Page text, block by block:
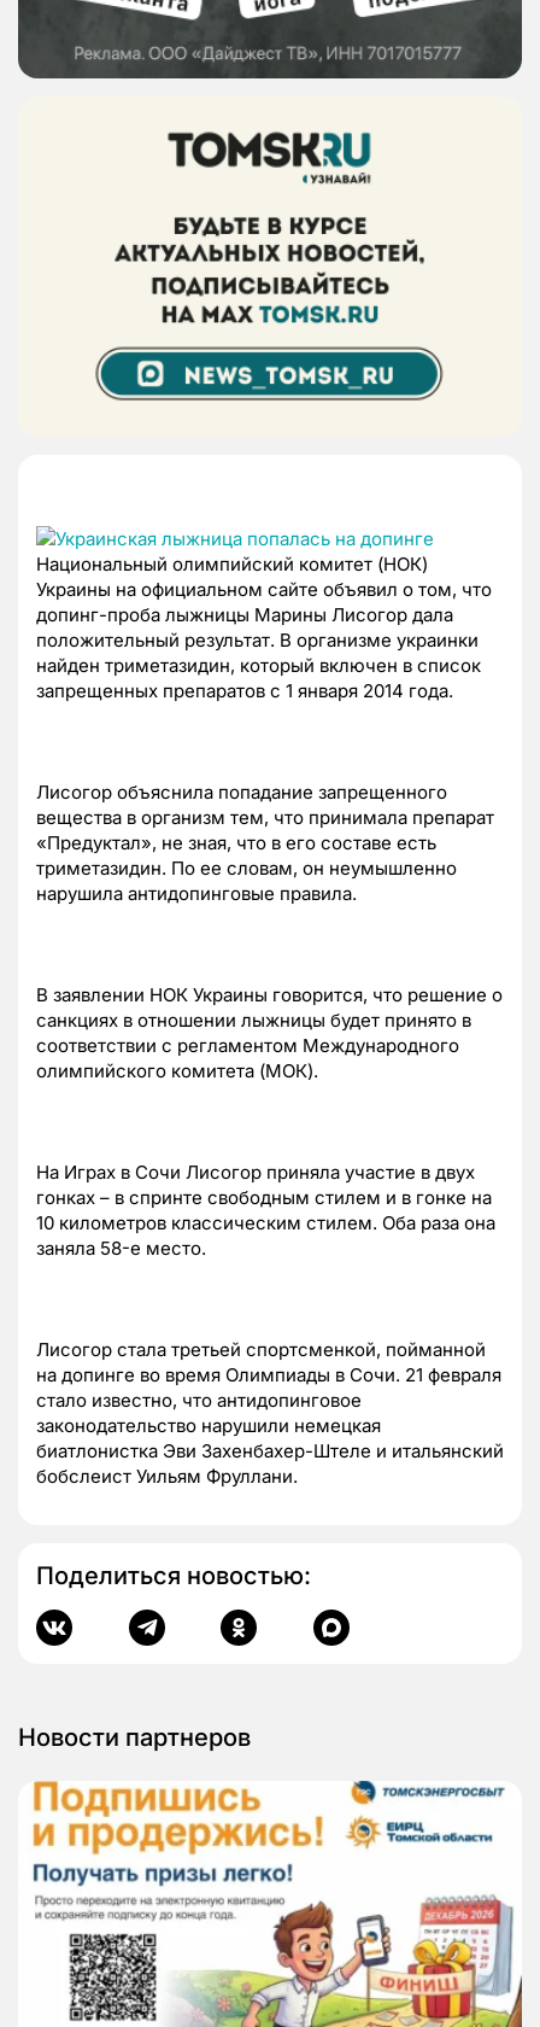
Национальный олимпийский комитет (НОК)
Украины на официальном сайте объявил о том, что
допинг-проба лыжницы Марины Лисогор дала
положительный результат. В организме украинки
найден триметазидин, который включен в список
запрещенных препаратов с 1 января 2014 года.
Лисогор объяснила попадание запрещенного
вещества в организм тем, что принимала препарат
«Предуктал», не зная, что в его составе есть
триметазидин. По ее словам, он неумышленно
нарушила антидопинговые правила.
В заявлении НОК Украины говорится, что решение о
санкциях в отношении лыжницы будет принято в
соответствии с регламентом Международного
олимпийского комитета (МОК).
На Играх в Сочи Лисогор приняла участие в двух
гонках – в спринте свободным стилем и в гонке на
10 километров классическим стилем. Оба раза она
заняла 58-е место.
Лисогор стала третьей спортсменкой, пойманной
на допинге во время Олимпиады в Сочи. 21 февраля
стало известно, что антидопинговое
законодательство нарушили немецкая
биатлонистка Эви Захенбахер-Штеле и итальянский
бобслеист Уильям Фруллани.
Поделиться новостью:
Новости партнеров